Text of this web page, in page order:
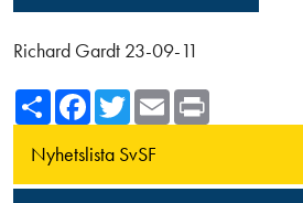
Nyhetslista SvSF
Richard Gardt 23-09-11
ShareFacebook
TwitterEmail